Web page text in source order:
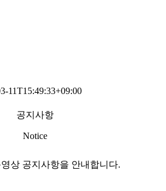
11T15:49:33+09:00
공지사항
Notice
상 공지사항을 안내합니다.